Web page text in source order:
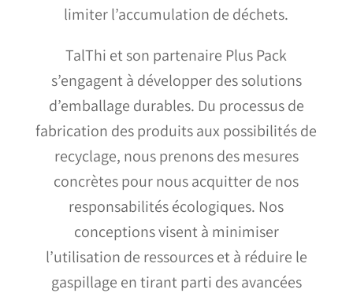
limiter l’accumulation de déchets.
TalThi et son partenaire Plus Pack
s’engagent à développer des solutions
d’emballage durables. Du processus de
fabrication des produits aux possibilités de
recyclage, nous prenons des mesures
concrètes pour nous acquitter de nos
responsabilités écologiques. Nos
conceptions visent à minimiser
l’utilisation de ressources et à réduire le
gaspillage en tirant parti des avancées